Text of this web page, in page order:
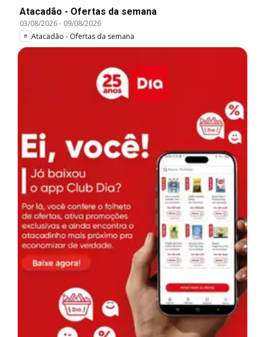
Atacadão - Ofertas da semana
03/08/2026- 09/08/2026
Atacadão - Ofertas da semana